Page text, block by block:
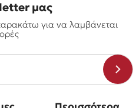
μας
για να λαμβάνεται